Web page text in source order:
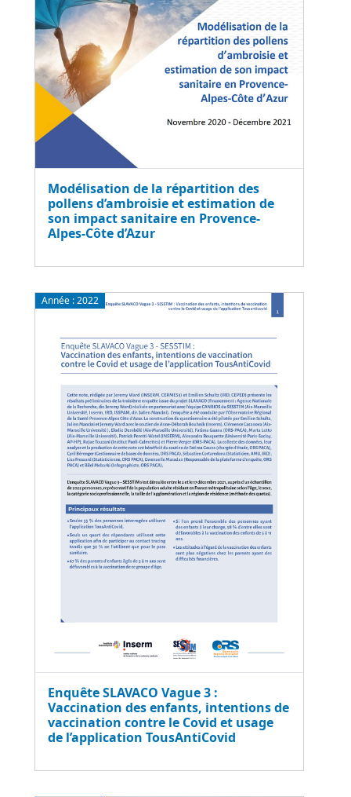
Modélisation de la répartition des
pollens d’ambroisie et estimation de
son impact sanitaire en Provence-
Alpes-Côte d’Azur
Année :2022
Enquête SLAVACO Vague 3 :
Vaccination des enfants, intentions de
vaccination contre le Covid et usage
de l’application TousAntiCovid